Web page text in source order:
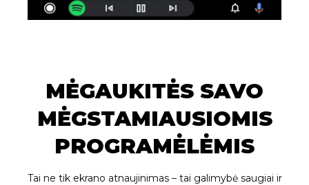
MĖGAUKITĖS SAVO
MĖGSTAMIAUSIOMIS
PROGRAMĖLĖMIS
Tai ne tik ekrano atnaujinimas – tai galimybė saugiai ir